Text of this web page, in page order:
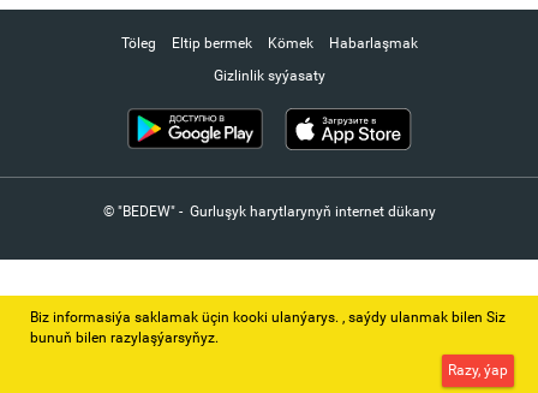
Töleg Eltip bermek Kömek
Habarlaşmak
Gizlinlik syýasaty
© "BEDEW" - Gurluşyk harytlarynyň internet dükany
Biz informasiýa saklamak üçin kooki ulanýarys. ‚ saýdy ulanmak bilen Siz
bunuň bilen razylaşýarsyňyz.
Razy, ýap